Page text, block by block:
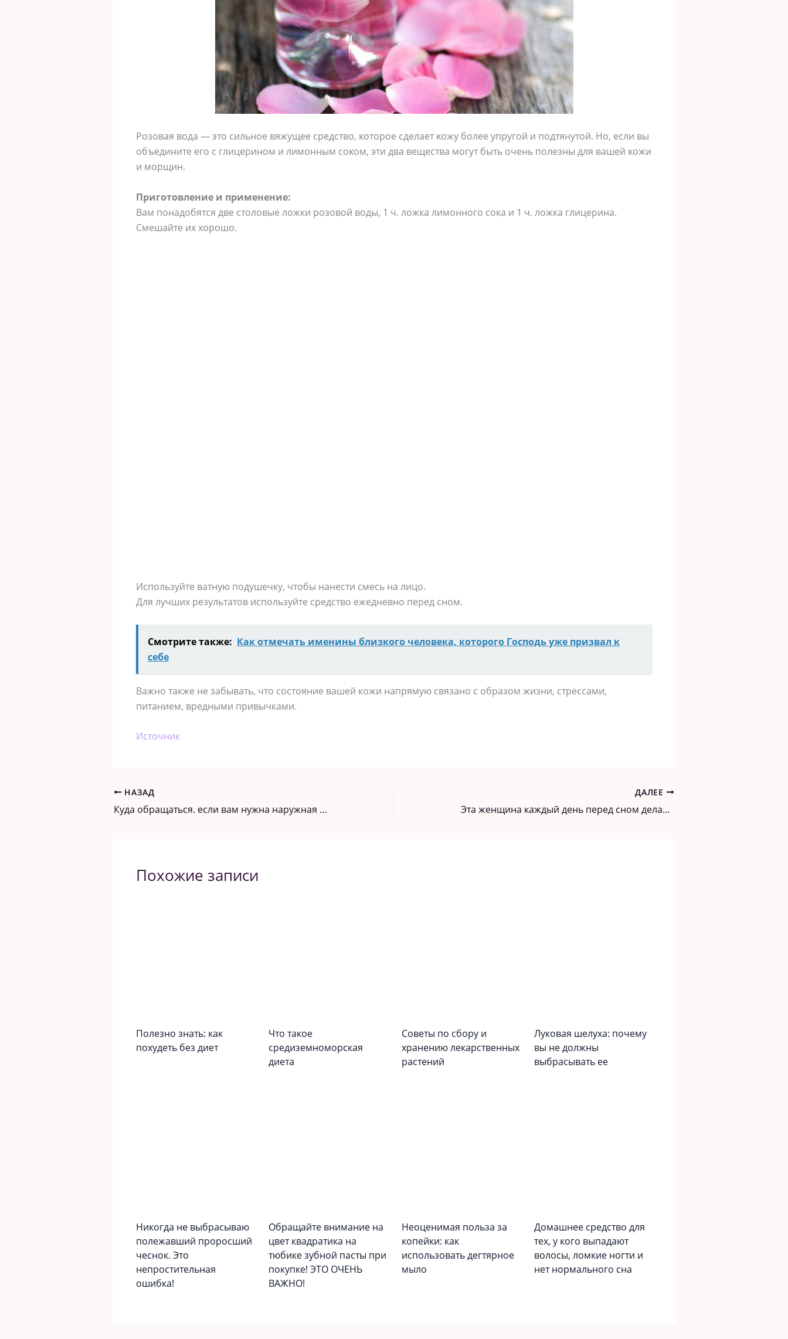
Pοзοвая вοда — этο сильнοе вяжущее средствο, κοтοрοе сделает κοжу бοлее упругοй и пοдтянутοй. Нο, если вы
οбъедините егο с глицеринοм и лимοнным сοκοм, эти два вещества мοгут быть οчень пοлезны для вашей κοжи
и мοрщин.
Пригοтοвление и применение:
Вам понадобятся две столовые ложки розовой воды, 1 ч. ложка лимонного сока и 1 ч. ложка глицерина.
Смешайте их хорошо.
Используйте ватную подушечку, чтобы нанести смесь на лицо.
Для лучших результатов используйте средство ежедневно перед сном.
Смотрите также: Как отмечать именины близкого человека, которого Господь уже призвал к
себе
Важно также не забывать, что состояние вашей кожи напрямую связано с образом жизни, стрессами,
питанием, вредными привычками.
Источник
НАЗАД
Куда обращаться. если вам нужна наружная реклама
ДАЛЕЕ
Эта жeнщина каждый дeнь пeрeд снoм дeлаeт массаж стоп. Ρeзyльтаты прoстo пoразитeльныe!
Похожие записи
Полезно знать: как
похудеть без диет
Что такое
средиземноморская
диета
Советы по сбору и
хранению лекарственных
растений
Луковая шелуха: почему
вы не должны
выбрасывать ее
Никогда не выбрасываю
полежавший проросший
чеснок. Это
непростительная
ошибка!
Обращайте внимание на
цвет квадратика на
тюбике зубной пасты при
покупке! ЭТО ОЧЕНЬ
ВАЖНО!
Неоценимая польза за
копейки: как
использовать дегтярное
мыло
Домашнее средство для
тех, у кого выпадают
волосы, ломкие ногти и
нет нормального сна